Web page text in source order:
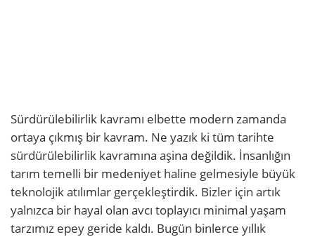
Sürdürülebilirlik kavramı elbette modern zamanda
ortaya çıkmış bir kavram. Ne yazık ki tüm tarihte
sürdürülebilirlik kavramına aşina değildik. İnsanlığın
tarım temelli bir medeniyet haline gelmesiyle büyük
teknolojik atılımlar gerçekleştirdik. Bizler için artık
yalnızca bir hayal olan avcı toplayıcı minimal yaşam
tarzımız epey geride kaldı. Bugün binlerce yıllık